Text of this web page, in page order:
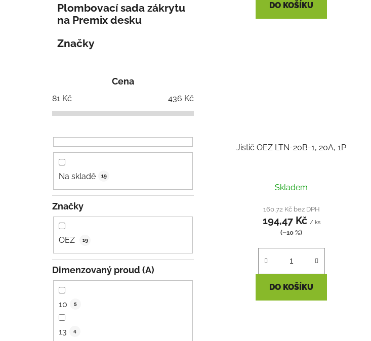
Plombovací sada zákrytu
na Premix desku
Značky
Cena
81 Kč 436 Kč
Na skladě 19
Značky
OEZ 19
Dimenzovaný proud (A)
10 5
13 4
DO KOŠÍKU
Jistič OEZ LTN-20B-1, 20A, 1P
Skladem
160,72 Kč bez DPH
194,47 Kč / ks
(–10 %)
DO KOŠÍKU